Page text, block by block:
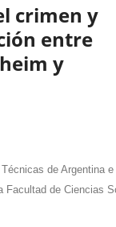
crimen y
entre
y
de Argentina
Facultad de Ciencias